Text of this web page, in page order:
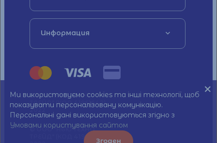
Ми використовуємо cookies та інші технології, щоб
показувати персоналізовану комунікацію.
Персональні дані використовуються згідно з
Умовами користування сайтом
Згоден
Информация
© ТОВ "НЬЮ ТЕХНО
ТРЕЙД" (КОД 41961642)
2022
© ООО "НЬЮ ТЕХНО
ТРЕЙД" (КОД 41961642)